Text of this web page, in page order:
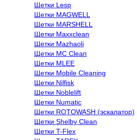
Щетки Lesp
Щетки MAGWELL
Щетки MARSHELL
Щетки Maxxclean
Щетки Mazhaoli
Щетки MC Clean
Щетки MLEE
Щетки Mobile Cleaning
Щетки Nilfisk
Щетки Noblelift
Щетки Numatic
Щетки ROTOWASH (эскалатор)
Щетки Shelby Clean
Щетки T-Flex